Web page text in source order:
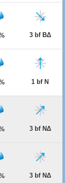
3 bf ΒΔ
1 bf Ν
3 bf ΝΔ
3 bf ΝΔ